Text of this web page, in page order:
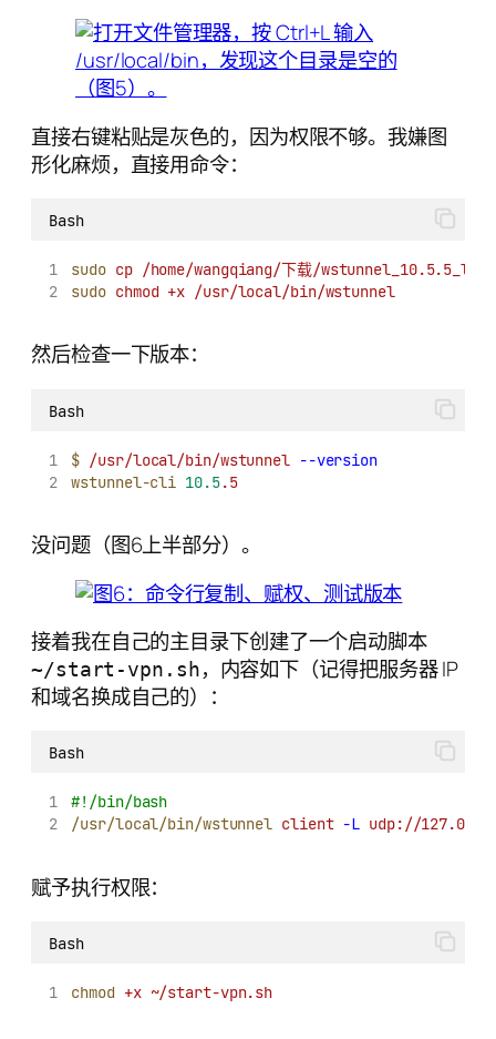
直接右键粘贴是灰色的，因为权限不够。我嫌图
形化麻烦，直接用命令：
Bash
sudo cp /home/wangqiang/下载/
sudo chmod +x /usr/local/bin/wstunnel
然后检查一下版本：
Bash
$ /usr/local/bin/wstunnel --version
wstunnel-cli 10.5.5
没问题（图6上半部分）。
接着我在自己的主目录下创建了一个启动脚本
~/start-vpn.sh，内容如下（记得把服务器 IP
和域名换成自己的）：
Bash
#!/bin/bash
/usr/local/bin/wstunnel client -L udp://
赋予执行权限：
Bash
chmod +x ~/start-vpn.sh